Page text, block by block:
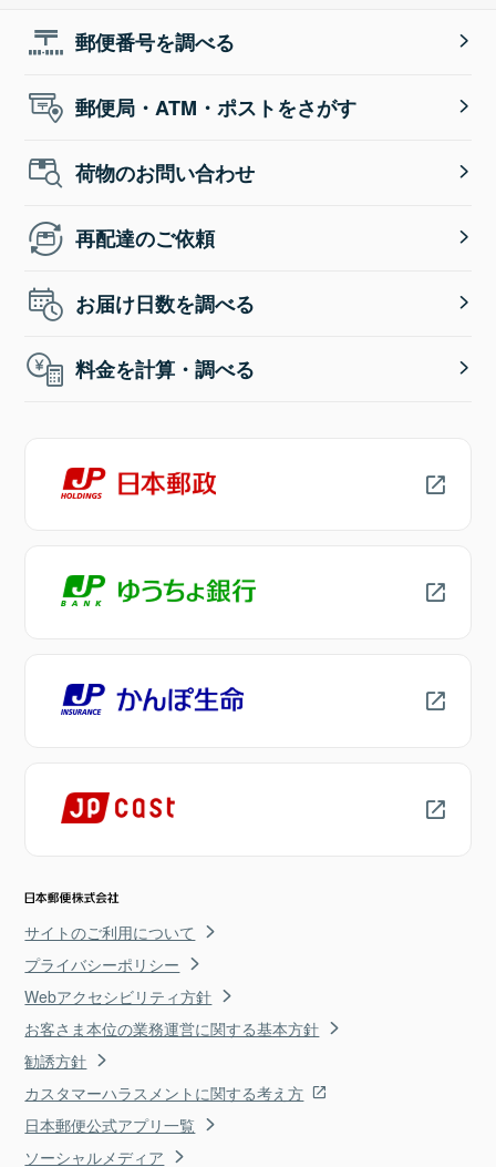
郵便番号を調べる
郵便局・ATM・ポストをさがす
荷物のお問い合わせ
再配達のご依頼
お届け日数を調べる
料金を計算・調べる
サイトのご利用について
プライバシーポリシー
Webアクセシビリティ方針
お客さま本位の業務運営に関する基本方針
勧誘方針
カスタマーハラスメントに関する考え方
日本郵便公式アプリ一覧
ソーシャルメディア